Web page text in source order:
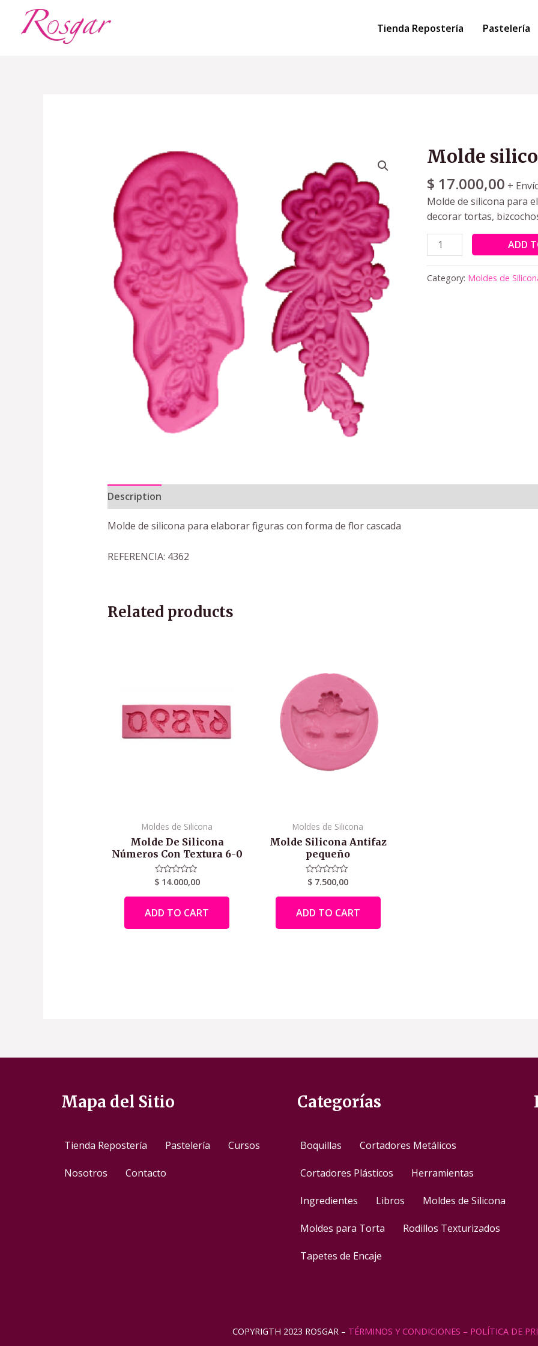
Tienda Repostería Pastelería
Molde
$ 17.000,00 +
Molde de silicona para
decorar tortas,
ADD
Category: Moldes de
Description
Molde de silicona para elaborar figuras con forma de flor cascada
REFERENCIA: 4362
Related products
Moldes de Silicona
Molde De Silicona
Números Con Textura 6-0
Rated
0
out
5
$14.000,00
ADD TO CART
Moldes de Silicona
Molde Silicona Antifaz
pequeño
Rated
0
out
5
$ 7.500,00
ADD TO CART
Mapa del Sitio
Tienda Repostería Pastelería Cursos
Nosotros Contacto
Categorías
Boquillas Cortadores Metálicos
Cortadores Plásticos Herramientas
Ingredientes Libros Moldes de Silicona
Moldes para Torta Rodillos Texturizados
Tapetes de Encaje
COPYRIGTH 2023 ROSGAR – TÉRMINOS Y CONDICIONES – POLÍTICA DE